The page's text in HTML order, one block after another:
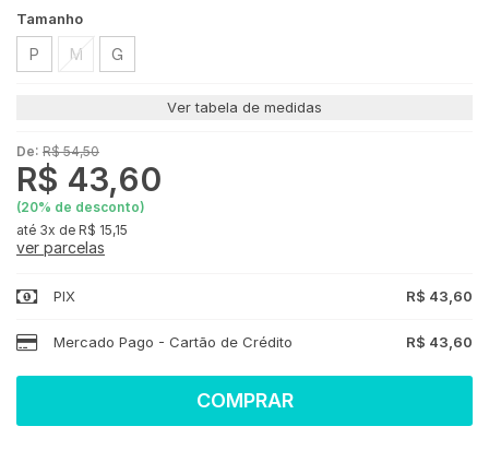
Tamanho
P M G
Ver tabela de medidas
De: R$ 54,50
R$ 43,60
(20% de desconto)
3x de R$ 15,15
ver parcelas
PIX R$ 43,60
Mercado Pago - Cartão de Crédito R$ 43,60
COMPRAR